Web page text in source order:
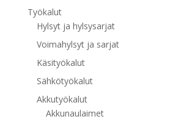
Työkalut
Hylsyt ja hylsysarjat
Voimahylsyt ja sarjat
Käsityökalut
Sähkötyökalut
Akkutyökalut
Akkunaulaimet